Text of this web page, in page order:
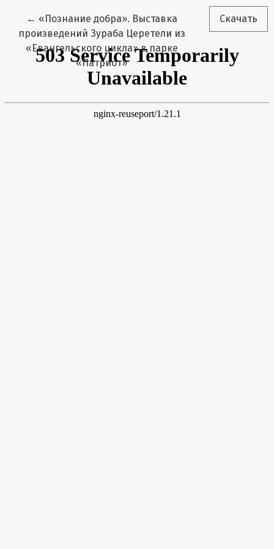
← Вернуться к Подробностям о статье
«Познание добра». Выставка
произведений Зураба Церетели из
«Евангельского цикла» в парке
«Патриот»
Скачать